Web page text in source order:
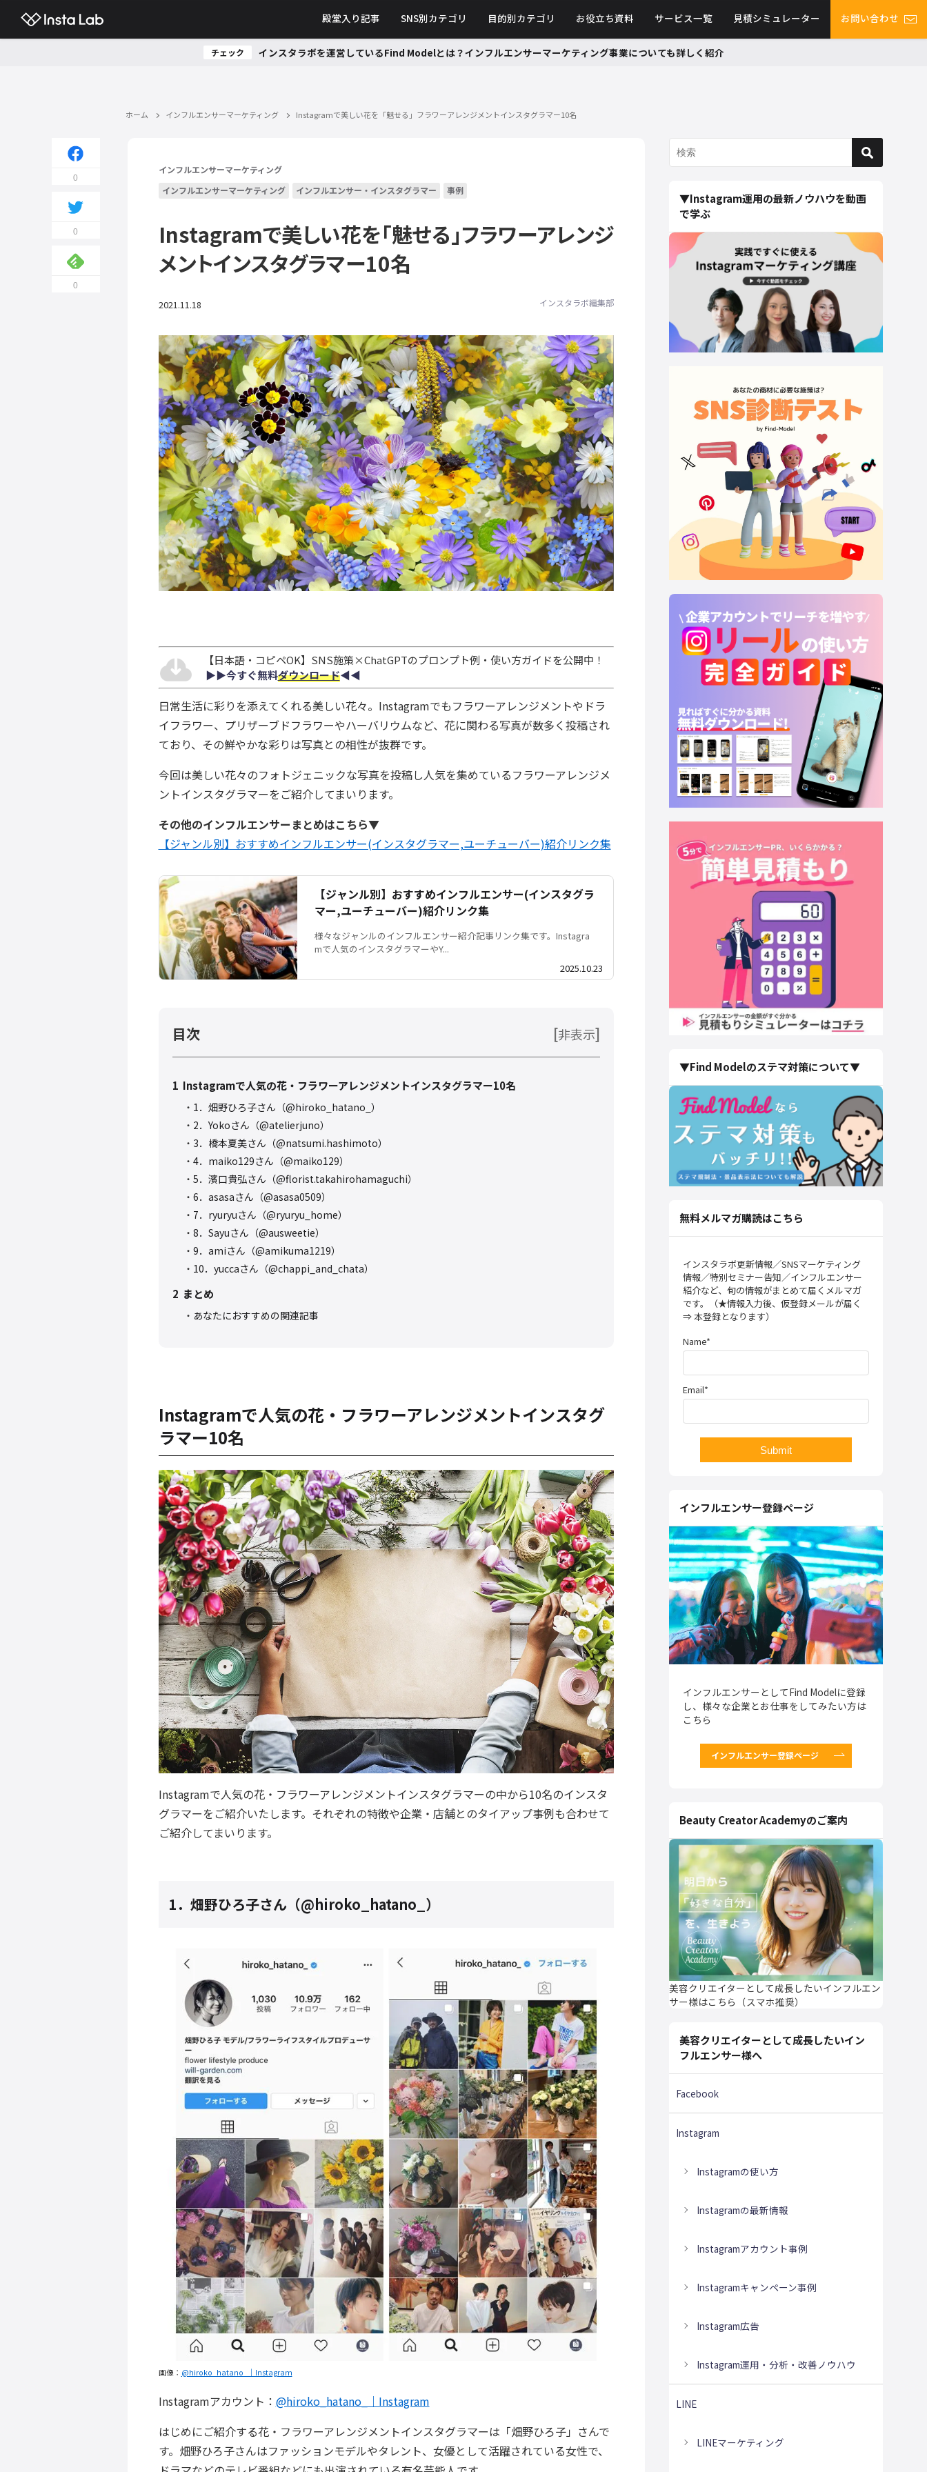
殿堂入り記事 SNS別カテゴリ 目的別カテゴリ お役立ち資料 サービス一覧 見積シミュレーター お問い合わせ
チェック インスタラボを運営しているFind Modelとは？インフルエンサーマーケティング事業についても詳しく紹介
ホーム インフルエンサーマーケティング Instagramで美しい花を「魅せる」フラワーアレンジメントインスタグラマー10名
0
0
0
インフルエンサーマーケティング
インフルエンサーマーケティング
インフルエンサー・インスタグラマー 事例
Instagramで美しい花を「魅せる」フラワーアレンジ
メントインスタグラマー10名
2021.11.18 インスタラボ編集部
【日本語・コピペOK】SNS施策×ChatGPTのプロンプト例・使い方ガイドを公開中！
▶︎▶︎今すぐ無料ダウンロード◀︎◀︎
日常生活に彩りを添えてくれる美しい花々。Instagramでもフラワーアレンジメントやドラ
イフラワー、プリザーブドフラワーやハーバリウムなど、花に関わる写真が数多く投稿され
ており、その鮮やかな彩りは写真との相性が抜群です。
今回は美しい花々のフォトジェニックな写真を投稿し人気を集めているフラワーアレンジメ
ントインスタグラマーをご紹介してまいります。
その他のインフルエンサーまとめはこちら▼
【ジャンル別】おすすめインフルエンサー(インスタグラマー,ユーチューバー)紹介リンク集
【ジャンル別】おすすめインフルエンサー(インスタグラ
マー,ユーチューバー)紹介リンク集
2025.10.23
様々なジャンルのインフルエンサー紹介記事リンク集です。Instagra
mで人気のインスタグラマーやY...
目次 [非表示]
1 Instagramで人気の花・フラワーアレンジメントインスタグラマー10名
1．畑野ひろ子さん（@hiroko_hatano_）
2．Yokoさん（@atelierjuno）
3．橋本夏美さん（@natsumi.hashimoto）
4．maiko129さん（@maiko129）
5．濱口貴弘さん（@florist.takahirohamaguchi）
6．asasaさん（@asasa0509）
7．ryuryuさん（@ryuryu_home）
8．Sayuさん（@ausweetie）
9．amiさん（@amikuma1219）
10．yuccaさん（@chappi_and_chata）
2 まとめ
あなたにおすすめの関連記事
Instagramで人気の花・フラワーアレンジメントインスタグ
ラマー10名
Instagramで人気の花・フラワーアレンジメントインスタグラマーの中から10名のインスタ
グラマーをご紹介いたします。それぞれの特徴や企業・店舗とのタイアップ事例も合わせて
ご紹介してまいります。
1．畑野ひろ子さん（@hiroko_hatano_）
画像： @hiroko_hatano_｜Instagram
Instagramアカウント： @hiroko_hatano_｜Instagram
はじめにご紹介する花・フラワーアレンジメントインスタグラマーは「畑野ひろ子」さんで
す。畑野ひろ子さんはファッションモデルやタレント、女優として活躍されている女性で、
▼Instagram運用の最新ノウハウを動画
で学ぶ
▼Find Modelのステマ対策について▼
無料メルマガ購読はこちら
インスタラボ更新情報／SNSマーケティング
情報／特別セミナー告知／インフルエンサー
紹介など、旬の情報がまとめて届くメルマガ
です。（★情報入力後、仮登録メールが届く
⇒ 本登録となります）
Name*
Email*
インフルエンサー登録ページ
インフルエンサーとしてFind Modelに登録
し、様々な企業とお仕事をしてみたい方は
こちら
インフルエンサー登録ページ
Beauty Creator Academyのご案内
美容クリエイターとして成長したいインフルエン
サー様はこちら（スマホ推奨）
美容クリエイターとして成長したいイン
フルエンサー様へ
Facebook
Instagram
Instagramの使い方
Instagramの最新情報
Instagramアカウント事例
Instagramキャンペーン事例
Instagram広告
Instagram運用・分析・改善ノウハウ
LINE
LINEマーケティング